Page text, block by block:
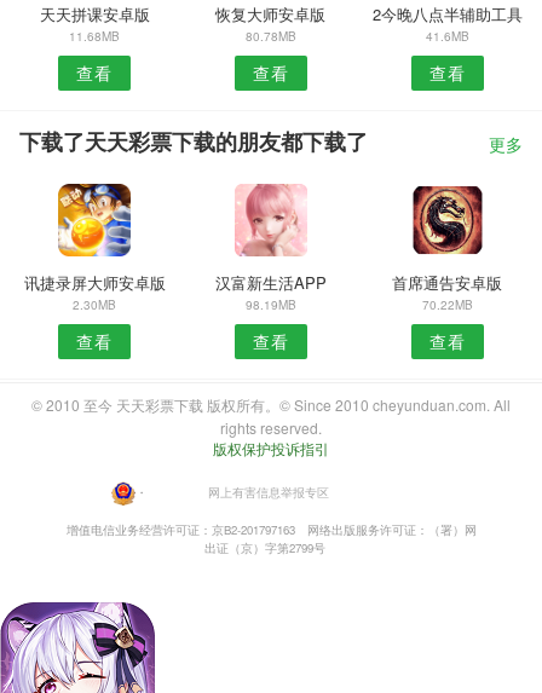
天天拼课安卓版
11.68MB
查看
恢复大师安卓版
80.78MB
查看
2今晚八点半辅助工具
41.6MB
查看
下载了天天彩票下载的朋友都下载了 更多
讯捷录屏大师安卓版
2.30MB
查看
汉富新生活APP
98.19MB
查看
首席通告安卓版
70.22MB
查看
© 2010 至今 天天彩票下载 版权所有。© Since 2010 cheyunduan.com. All
rights reserved.
版权保护投诉指引
・ 网上有害信息举报专区
增值电信业务经营许可证：京B2-201797163
网络出版服务许可证：（署）网
出证（京）字第2799号